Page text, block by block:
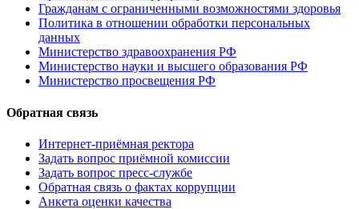
Гражданам с ограниченными возможностями здоровья
Политика в отношении обработки персональных
данных
Министерство здравоохранения РФ
Министерство науки и высшего образования РФ
Министерство просвещения РФ
Обратная связь
Интернет-приёмная ректора
Задать вопрос приёмной комиссии
Задать вопрос пресс-службе
Обратная связь о фактах коррупции
Анкета оценки качества